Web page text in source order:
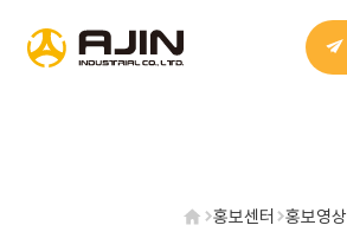
홍보센터 홍보영상